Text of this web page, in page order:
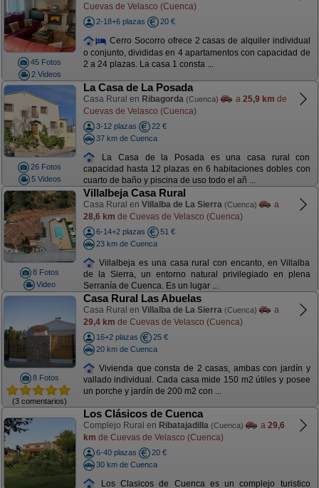
45 Fotos
2 Videos
Cuevas de Velasco (Cuenca)
2-18+6 plazas 20 €
Cerro Socorro ofrece 2 casas de alquiler individual
o conjunto, divididas en 4 apartamentos con capacidad de
2 a 24 plazas. La casa 1 consta ...
26 Fotos
5 Videos
La Casa de La Posada
Casa Rural en Ribagorda (Cuenca) a 25,9 km de
Cuevas de Velasco (Cuenca)
3-12 plazas
22 €
37 km de Cuenca
La Casa de la Posada es una casa rural con
capacidad hasta 12 plazas en 6 habitaciones dobles con
cuarto de baño y piscina de uso todo el añ ...
8 Fotos
Video
Villalbeja Casa Rural
Casa Rural en Villalba de La Sierra (Cuenca)
a
28,6 km de Cuevas de Velasco (Cuenca)
6-14+2 plazas
51 €
23 km de Cuenca
Villalbeja es una casa rural con encanto, en Villalba
de la Sierra, un entorno natural privilegiado en plena
Serranía de Cuenca. Es un lugar ...
8 Fotos
(3 comentarios)
Casa Rural Las Abuelas
Casa Rural en Villalba de La Sierra (Cuenca)
a
29,4 km de Cuevas de Velasco (Cuenca)
16+2 plazas
25 €
20 km de Cuenca
Vivienda que consta de 2 casas, ambas con jardín y
vallado individual. Cada casa mide 150 m2 útiles y posee
un porche y jardín de 200 m2 con ...
Los Clásicos de Cuenca
Complejo Rural en Ribatajadilla (Cuenca) a 29,6
km de Cuevas de Velasco (Cuenca)
6-40 plazas
20 €
30 km de Cuenca
Los Clasicos de Cuenca es un complejo turistico